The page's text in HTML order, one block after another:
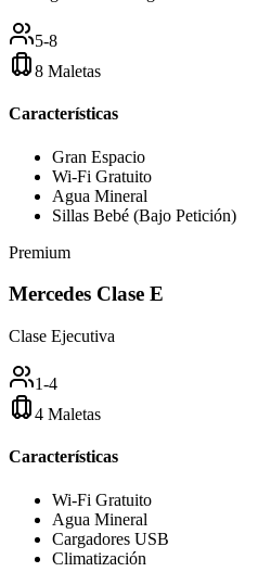
5-8
8 Maletas
Características
Gran Espacio
Wi-Fi Gratuito
Agua Mineral
Sillas Bebé (Bajo Petición)
Premium
Mercedes Clase E
Clase Ejecutiva
1-4
4 Maletas
Características
Wi-Fi Gratuito
Agua Mineral
Cargadores USB
Climatización